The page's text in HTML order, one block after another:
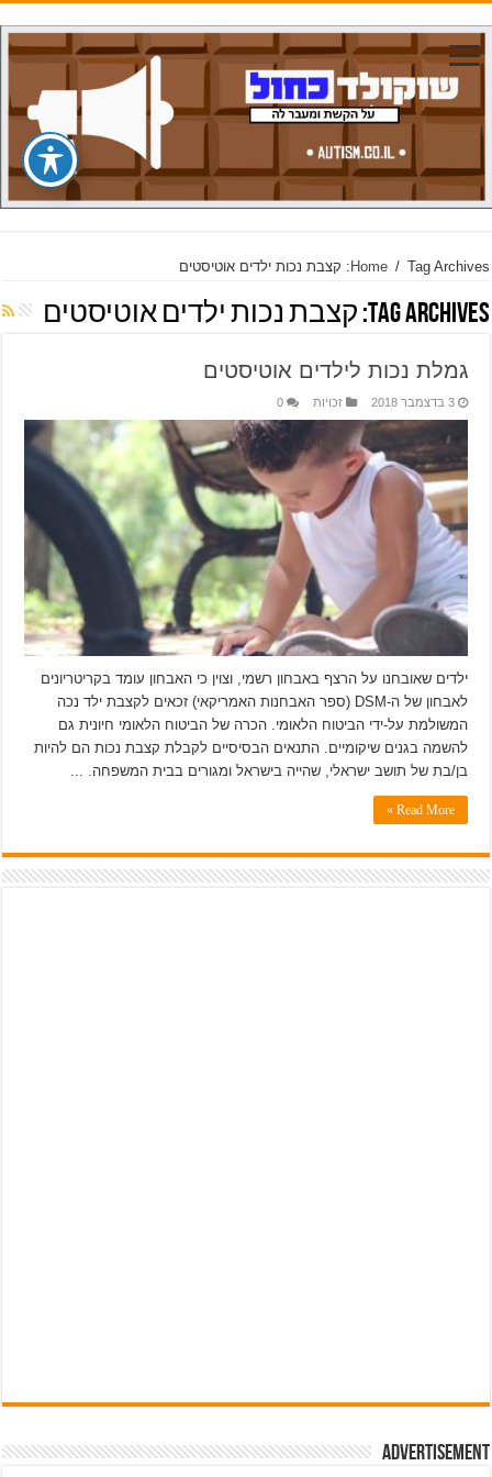
Home / Tag Archives: קצבת נכות ילדים אוטיסטים
Tag Archives: קצבת נכות ילדים אוטיסטים
גמלת נכות לילדים אוטיסטים
3 בדצמבר 2018 זכויות 0
ילדים שאובחנו על הרצף באבחון רשמי, וצוין כי האבחון עומד בקריטריונים
לאבחון של ה-DSM (ספר האבחנות האמריקאי) זכאים לקצבת ילד נכה
המשולמת על-ידי הביטוח הלאומי. הכרה של הביטוח הלאומי חיונית גם
להשמה בגנים שיקומיים. התנאים הבסיסיים לקבלת קצבת נכות הם להיות
בן/בת של תושב ישראלי, שהייה בישראל ומגורים בבית המשפחה. ...
Read More »
Advertisement